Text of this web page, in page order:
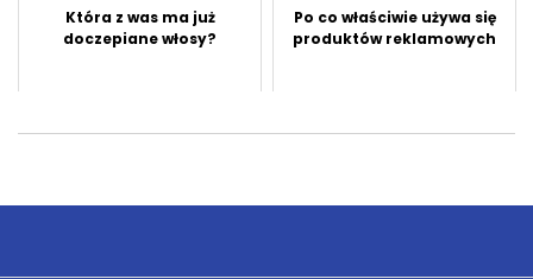
Która z was ma już
doczepiane włosy?
Po co właściwie używa się
produktów reklamowych